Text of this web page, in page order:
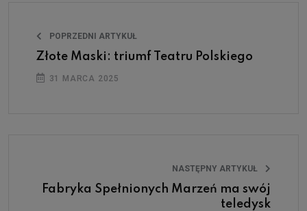
POPRZEDNI ARTYKUŁ
Złote Maski: triumf Teatru Polskiego
31 MARCA 2025
NASTĘPNY ARTYKUŁ
Fabryka Spełnionych Marzeń ma swój
teledysk